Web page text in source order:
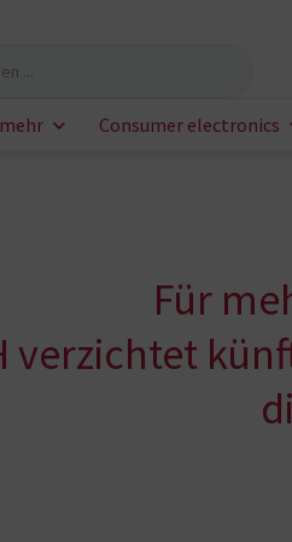
Consumer electronics
Für
verzichtet